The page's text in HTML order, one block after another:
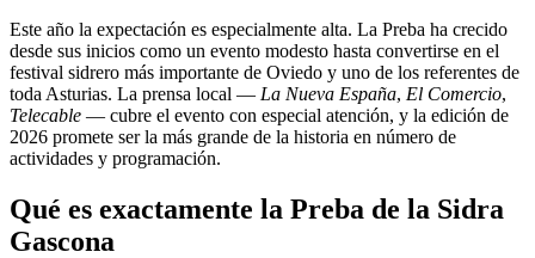
Este año la expectación es especialmente alta. La Preba ha crecido
desde sus inicios como un evento modesto hasta convertirse en el
festival sidrero más importante de Oviedo y uno de los referentes de
toda Asturias. La prensa local — La Nueva España, El Comercio,
Telecable — cubre el evento con especial atención, y la edición de
2026 promete ser la más grande de la historia en número de
actividades y programación.
Qué es exactamente la Preba de la Sidra
Gascona